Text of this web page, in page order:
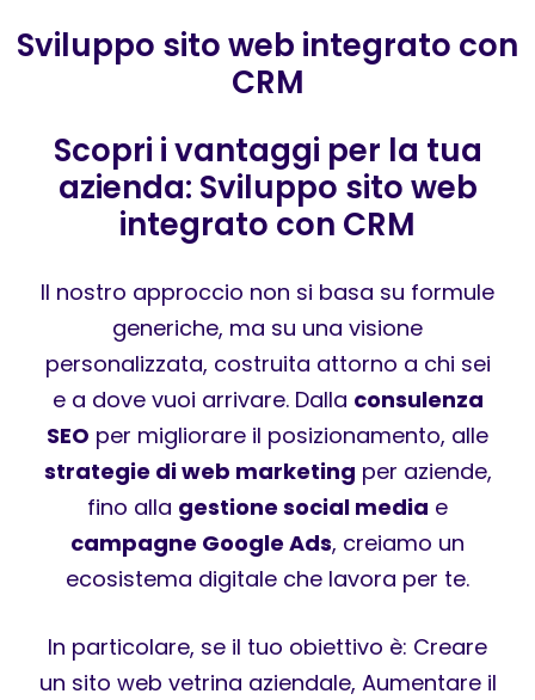
Sviluppo sito web integrato con
CRM
Scopri i vantaggi per la tua
azienda: Sviluppo sito web
integrato con CRM
Il nostro approccio non si basa su formule
generiche, ma su una visione
personalizzata, costruita attorno a chi sei
e a dove vuoi arrivare. Dalla consulenza
SEO per migliorare il posizionamento, alle
strategie di web marketing per aziende,
fino alla gestione social media e
campagne Google Ads, creiamo un
ecosistema digitale che lavora per te.
In particolare, se il tuo obiettivo è: Creare
un sito web vetrina aziendale, Aumentare il